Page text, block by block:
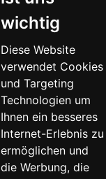
wichtig
Diese Website
verwendet Cookies
und Targeting
Technologien um
Ihnen ein besseres
Internet-Erlebnis zu
ermöglichen und
die Werbung, die